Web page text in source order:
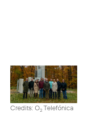
Credits: O2Telefónica